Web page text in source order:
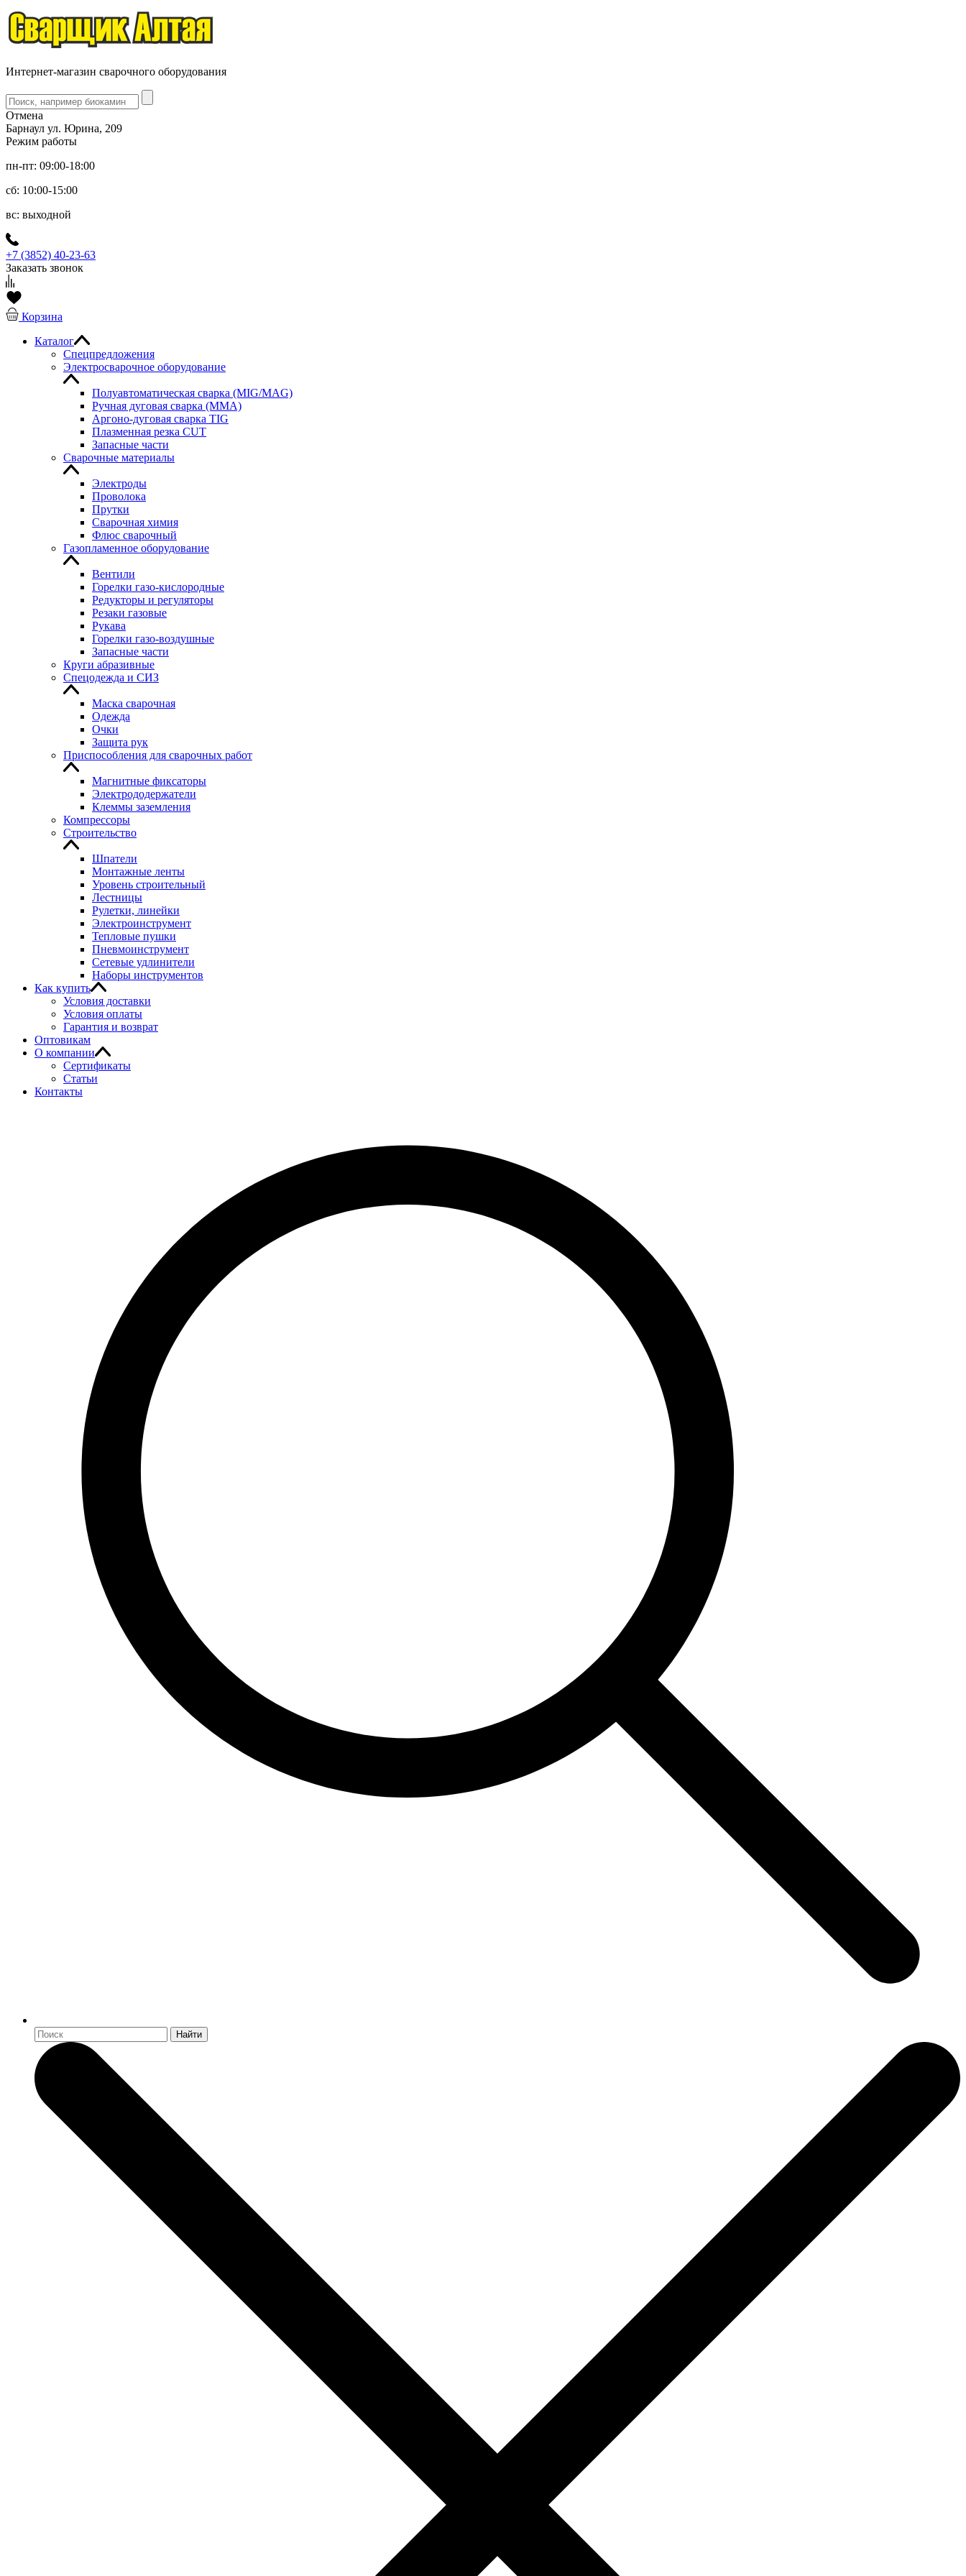
Интернет-магазин сварочного оборудования
Отмена
Барнаул ул. Юрина, 209
Режим работы
пн-пт: 09:00-18:00
сб: 10:00-15:00
вс: выходной
+7 (3852) 40-23-63
Заказать звонок
Корзина
Каталог
Спецпредложения
Электросварочное оборудование
Полуавтоматическая сварка (MIG/MAG)
Ручная дуговая сварка (MMA)
Аргоно-дуговая сварка TIG
Плазменная резка CUT
Запасные части
Сварочные материалы
Электроды
Проволока
Прутки
Сварочная химия
Флюс сварочный
Газопламенное оборудование
Вентили
Горелки газо-кислородные
Редукторы и регуляторы
Резаки газовые
Рукава
Горелки газо-воздушные
Запасные части
Круги абразивные
Спецодежда и СИЗ
Маска сварочная
Одежда
Очки
Защита рук
Приспособления для сварочных работ
Магнитные фиксаторы
Электрододержатели
Клеммы заземления
Компрессоры
Строительство
Шпатели
Монтажные ленты
Уровень строительный
Лестницы
Рулетки, линейки
Электроинструмент
Тепловые пушки
Пневмоинструмент
Сетевые удлинители
Наборы инструментов
Как купить
Условия доставки
Условия оплаты
Гарантия и возврат
Оптовикам
О компании
Сертификаты
Статьи
Контакты
Найти